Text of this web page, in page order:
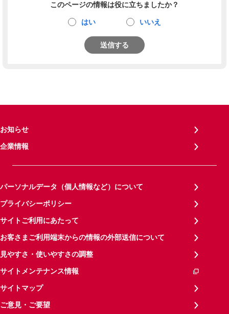
このページの情報は役に立ちましたか？
はい いいえ
送信する
お知らせ
企業情報
パーソナルデータ（個人情報など）について
プライバシーポリシー
サイトご利用にあたって
お客さまご利用端末からの情報の外部送信について
見やすさ・使いやすさの調整
サイトメンテナンス情報
サイトマップ
ご意見・ご要望